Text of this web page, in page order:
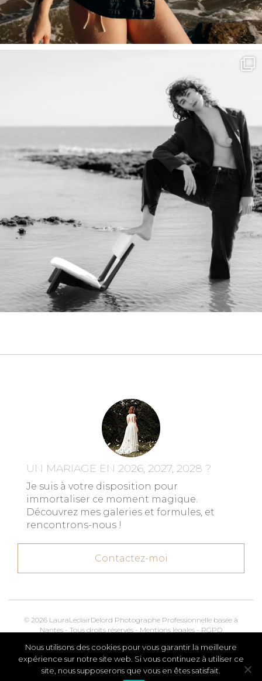
UN MARIAGE EN 2026, 2027, 2028 ?
Je suis à votre disposition pour
immortaliser ce moment magique.
Découvrez mes galeries et formules, et
rencontrons-nous !
Contactez-moi
© 2026 LauraLeclairDelord Photographe Professionnelle basée à
Nantes - Tous droits réservés - Mentions légales - RGPD
Kroox.ioMarketing, Creative & Digital
Nous utilisons des cookies pour vous garantir la meilleure
expérience sur notre site web. Si vous continuez à utiliser ce
site, nous supposerons que vous en êtes satisfait.